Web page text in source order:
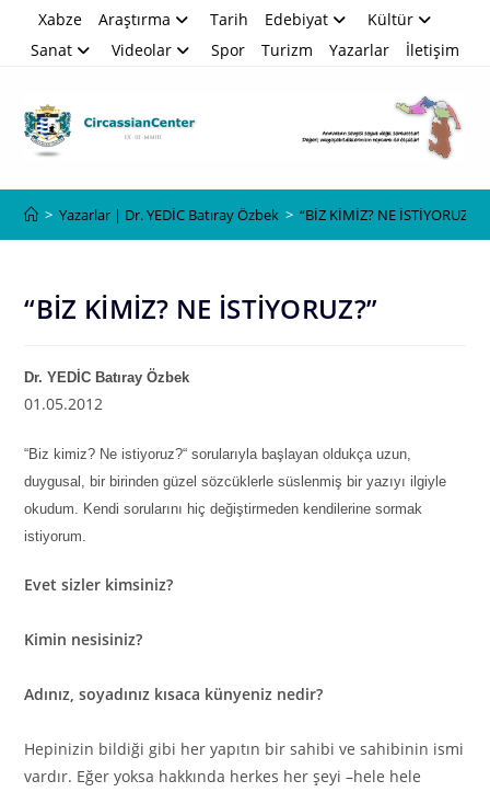
Xabze Araştırma Tarih Edebiyat
Kültür
Sanat
Videolar Spor Turizm Yazarlar İletişim
> Yazarlar | Dr. YEDİC Batıray Özbek > “BİZ KİMİZ? NE İSTİYORUZ?”
“BİZ KİMİZ? NE İSTİYORUZ?”
Dr. YEDİC Batıray Özbek
01.05.2012
“Biz kimiz? Ne istiyoruz?“ sorularıyla başlayan oldukça uzun,
duygusal , bir birinden güzel sözcüklerle süslenmiş bir yazıyı ilgiyle
okudum. Kendi sorularını hiç değiştirmeden kendilerine sormak
istiyorum.
Evet sizler kimsiniz?
Kimin nesisiniz?
Adınız, soyadınız kısaca künyeniz nedir?
Hepinizin bildiği gibi her yapıtın bir sahibi ve sahibinin ismi
vardır. Eğer yoksa hakkında herkes her şeyi–hele hele